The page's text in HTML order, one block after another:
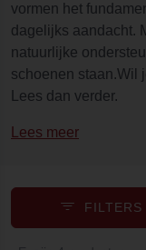
vormen het
dagelijks aandacht.
natuurlijke
schoenen staan.Wil
Lees dan verder.
Lees meer
FILTERS